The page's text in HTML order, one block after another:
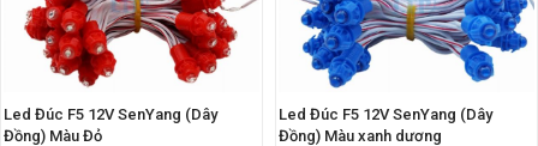
Led Đúc F5 12V SenYang (Dây
Đồng) Màu Đỏ
Led Đúc F5 12V SenYang (Dây
Đồng) Màu xanh dương